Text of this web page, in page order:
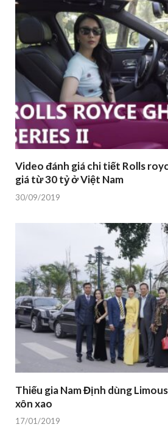
Video đánh giá chi tiết Rolls
giá từ 30 tỷ ở Việt Nam
30/09/2019
Thiếu gia Nam Định dùng
xôn xao
17/01/2019